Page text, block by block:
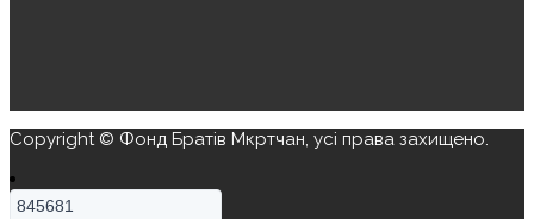
Copyright © Фонд Братів Мкртчан, усі права захищено.
845681